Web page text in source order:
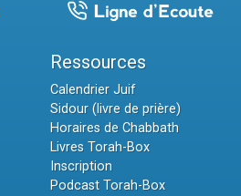
Ressources
Calendrier Juif
Sidour (livre de prière)
Horaires de Chabbath
Livres Torah-Box
Inscription
Podcast Torah-Box